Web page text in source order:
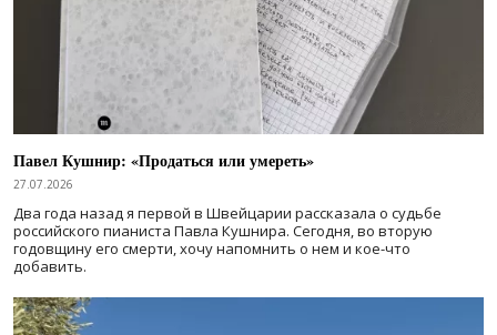
Павел Кушнир: «Продаться или умереть»
27.07.2026
Два года назад я первой в Швейцарии рассказала о судьбе
российского пианиста Павла Кушнира. Сегодня, во вторую
годовщину его смерти, хочу напомнить о нем и кое-что
добавить.